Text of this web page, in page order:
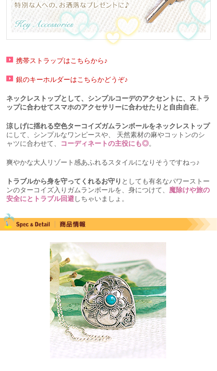
携帯ストラップはこちらから♪
銀のキーホルダーはこちらかどうぞ♪
ネックレストップとして、シンプルコーデのアクセントに、ストラ
ップに合わせてスマホのアクセサリーに合わせたりと自由自在。
涼しげに揺れる空色ターコイズガムランボールをネックレストップ
にして、シンプルなワンピースや、 天然素材の麻やコットンのシ
ャツに合わせて、 コーディネートの主役にも◎。
爽やかな大人リゾート感あふれるスタイルになりそうですねっ♪
トラブルから身を守ってくれるお守り としても有名なパワーストー
ンのターコイズ入りガムランボールを、身につけて、 魔除けや旅の
安全にとトラブル回避しちゃいましょ。